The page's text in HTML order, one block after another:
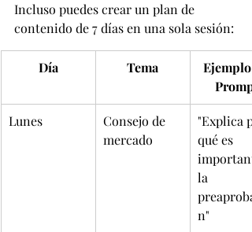
Incluso puedes crear un plan de
contenido de 7 días en una sola sesión:
Día Tema
Ejemplo
Prompt
Lunes
Consejo de
mercado
"Explica
qué es
la
n"